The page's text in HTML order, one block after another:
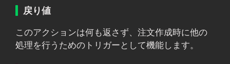
戻り値
このアクションは何も返さず、注文作成時に他の
処理を行うためのトリガーとして機能します。